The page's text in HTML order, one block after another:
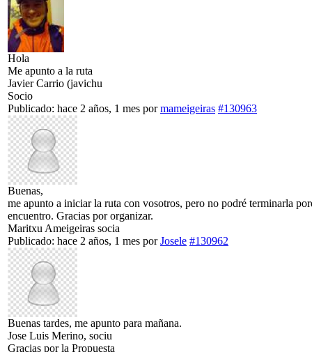
Hola
Me apunto a la ruta
Javier Carrio (javichu
Socio
Publicado: hace 2 años, 1 mes pormameigeiras #130963
Buenas,
me apunto a iniciar la ruta con vosotros, pero no podré terminarla
encuentro. Gracias por organizar.
Maritxu Ameigeiras socia
Publicado: hace 2 años, 1 mes porJosele #130962
Buenas tardes, me apunto para mañana.
Jose Luis Merino, sociu
Gracias por la Propuesta